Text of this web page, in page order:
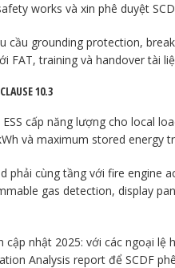
works và xin phê duyệt
cầu grounding protection,
FAT, training và handover tài
10.3
ESS cấp năng lượng cho local
và maximum stored energy
phải cùng tầng với fire
gas detection, display
nhật 2025: với các ngoại
Analysis report để SCDF